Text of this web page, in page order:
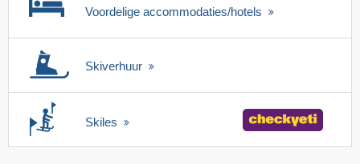
Voordelige accommodaties/hotels
Skiverhuur
Skiles